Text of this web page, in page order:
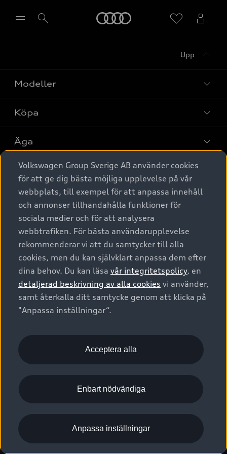
Upp
Modeller
Alla modeller
Elbilar
A6 modellerna
SUV
Avant
Audi Sport
Köpa
Privaterbjudanden
Privatleasing
Nya bilar i lager
Begagnade bilar i lager
Audi approved :plus - så gott som nya
Finansiering
Audi exclusive
Provkörning
Äga
Service & tillbehör
Audi digital services
Originaltillbehör - köp online
Garantier
Försäkring
Digitala manualer för din Audi
Audi Collection – livsstilsartiklar
Vanliga frågor
2G/3G nätet stängs ned - Hur påverkas min bil av detta?
Tjänstebil
Tjänstebil
Business lease online
Företagsleasing
Om Audi Sverige
Kontakta oss
Audi Återförsäljare/-serviceverkstad
myAudi
Pressmeddelanden
Nyhetsbrev
Vårt hållbarhetsarbete
Lediga tjänster huvudkontor
Lediga tjänster hos Audi Återförsäljare
Kommentar till mediauppgifter om dataläcka
© 2026 AUDI SVERIGE. All Rights Reserved.
Utgivare Juridiskt
Juridiskt Audi AG
Juridiskt Audi Digital Giveaway
Anpassa inställningar för cookies
Visselblåsarkanaler
Volkswagen Group Sverige AB använder cookies
för att ge dig bästa möjliga upplevelse på vår
webbplats, till exempel för att anpassa innehåll
och annonser tillhandahålla funktioner för
sociala medier och för att analysera
webbtrafiken. För bästa användarupplevelse
rekommenderar vi att du samtycker till alla
cookies, men du kan självklart anpassa dem efter
dina behov. Du kan läsa vår integritetspolicy, en
detaljerad beskrivning av alla cookies vi använder,
samt återkalla ditt samtycke genom att klicka på
"Anpassa inställningar“.
Acceptera alla
Enbart nödvändiga
Anpassa inställningar